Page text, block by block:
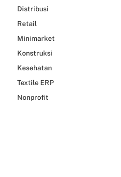
Distribusi
Retail
Minimarket
Konstruksi
Kesehatan
Textile ERP
Nonprofit